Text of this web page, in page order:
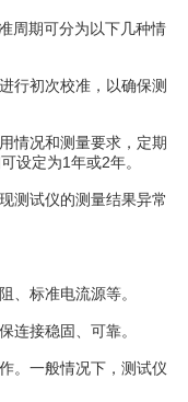
期可分为以下几种情
初次校准，以确保测
况和测量要求，定期
设定为1年或2年。
试仪的测量结果异常
标准电流源等。
接稳固、可靠。
一般情况下，测试仪